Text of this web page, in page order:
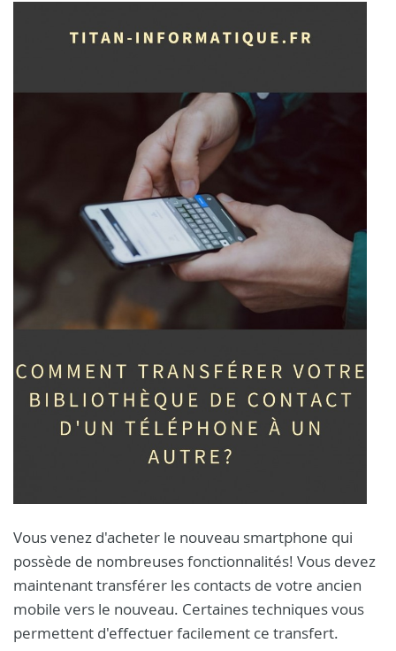
Vous venez d'acheter le nouveau smartphone qui
possède de nombreuses fonctionnalités! Vous devez
maintenant transférer les contacts de votre ancien
mobile vers le nouveau. Certaines techniques vous
permettent d'effectuer facilement ce transfert.